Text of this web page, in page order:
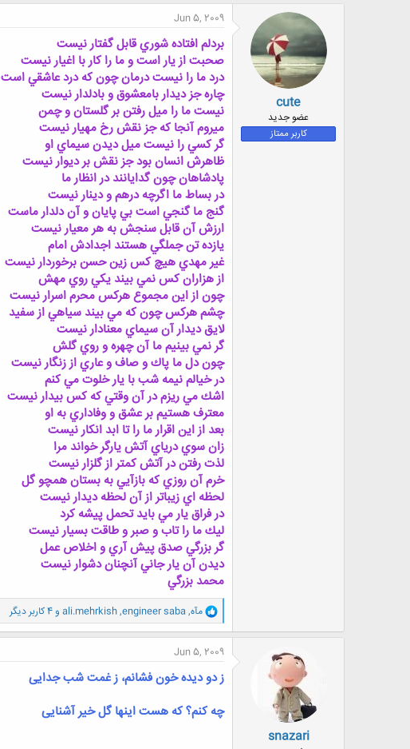
ش
ه
ا
:
cute
عضو جدید
کاربر ممتاز
Jun 5, 2009
بردلم افتاده شوري قابل گفتار نيست
صحبت از يار است و ما را كار با اغيار نيست
درد ما را نيست درمان چون كه درد عاشقي است
چاره جز ديدار بامعشوق و بادلدار نيست
نيست ما را ميل رفتن بر گلستان و چمن
ميروم آنجا كه جز نقش رخ مهيار نيست
گر كسي را نيست ميل ديدن سيماي او
ظاهرش انسان بود جز نقش بر ديوار نيست
پادشاهان چون گدايانند در انظار ما
در بساط ما اگرچه درهم و دينار نيست
گنج ما گنجي است بي پايان و آن دلدار ماست
ارزش آن قابل سنجش به هر معيار نيست
يازده تن جملگي هستند اجدادش امام
غير مهدي هيچ كس زين حسن برخوردار نيست
از هزاران كس نمي بيند يكي روي مهش
چون از اين مجموع هركس محرم اسرار نيست
چشم هركس چون كه مي بيند سياهي از سفيد
لايق ديدار آن سيماي معنادار نيست
گر نمي بينيم ما آن چهره و روي گلش
چون دل ما پاك و صاف و عاري از زنگار نيست
در خيالم نيمه شب با يار خلوت مي كنم
اشك مي ريزم در آن وقتي كه كس بيدار نيست
معترف هستيم بر عشق و وفاداري به او
بعد از اين اقرار ما را تا ابد انكار نيست
زان سوي درياي آتش يارگر خواند مرا
لذت رفتن در آتش كمتر از گلزار نيست
خرم آن روزي كه بازآيي به بستان همچو گل
لحظه اي زيباتر از آن لحظه ديدار نيست
در فراق يار مي بايد تحمل پيشه كرد
ليك ما را تاب و صبر و طاقت بسيار نيست
گر بزرگي صدق پيش آري و اخلاص عمل
ديدن آن يار جاني آنچنان دشوار نيست
محمد بزرگي
و
ا
ک
ش
ه
ا
مآه,
engineer saba
,
ali.mehrkish و 4 کاربر دیگر
snazari
Jun 5, 2009
زدو دیده خون فشانم، ز غمت شب جدایی
چه کنم؟ که هست اینها گل خیر آشنایی